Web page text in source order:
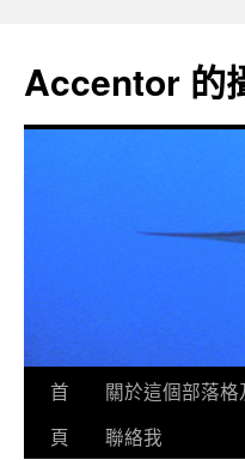
Accentor 的
首
頁
關於這個部落格
聯絡我